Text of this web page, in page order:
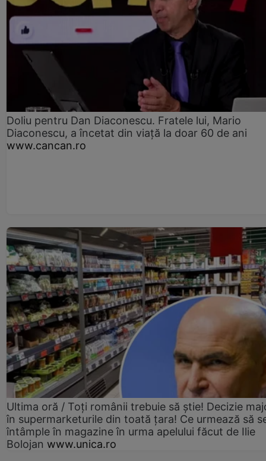
Doliu pentru Dan Diaconescu. Fratele lui, Mario
Diaconescu, a încetat din viață la doar 60 de ani
www.cancan.ro
Ultima oră / Toți românii trebuie să știe! Decizie
în supermarketurile din toată țara! Ce urmează să
întâmple în magazine în urma apelului făcut de Ilie
Bolojan www.unica.ro